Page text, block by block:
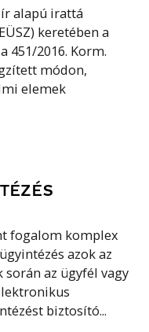
alapú irattá
keretében a
451/2016. Korm.
módon,
elemek
fogalom komplex
azok az
az ügyfél vagy
biztosító...